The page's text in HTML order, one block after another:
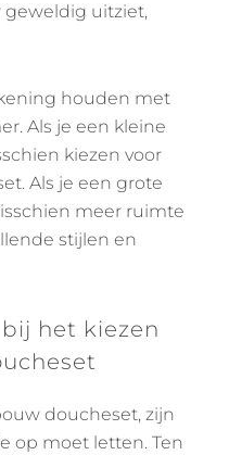
geweldig uitziet,
houden met
Als je een kleine
kiezen voor
Als je een grote
meer ruimte
stijlen en
het kiezen
doucheset, zijn
op moet letten. Ten